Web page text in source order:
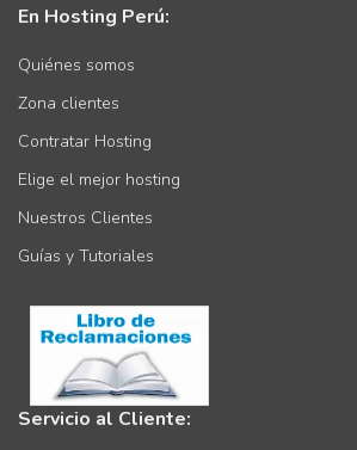
Quiénes somos
Zona clientes
Contratar Hosting
Elige el mejor hosting
Nuestros Clientes